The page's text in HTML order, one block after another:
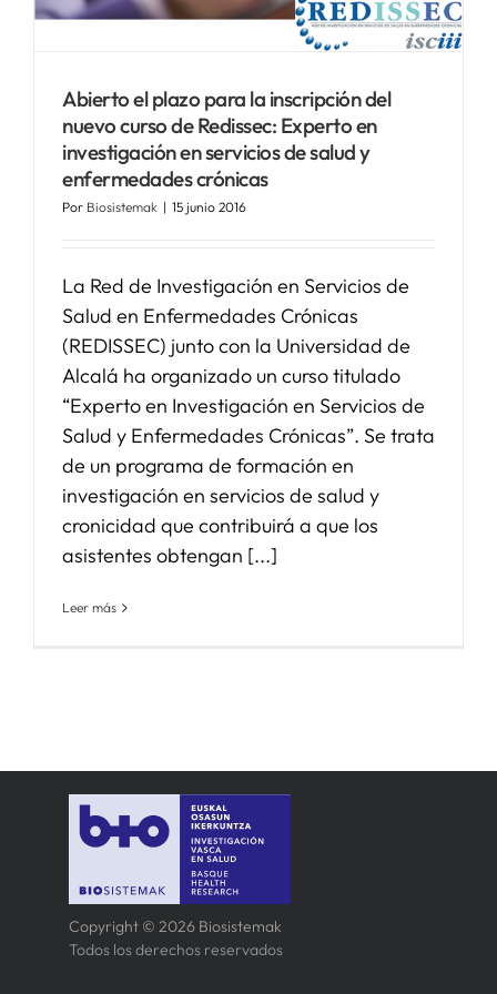
APOYO I+D+I
NOTICIAS
Abierto el plazo para la inscripción del
nuevo curso de Redissec: Experto en
investigación en servicios de salud y
enfermedades crónicas
Por Biosistemak | 15 junio 2016
La Red de Investigación en Servicios de
Salud en Enfermedades Crónicas
(REDISSEC) junto con la Universidad de
Alcalá ha organizado un curso titulado
“Experto en Investigación en Servicios de
Salud y Enfermedades Crónicas”. Se trata
de un programa de formación en
investigación en servicios de salud y
cronicidad que contribuirá a que los
asistentes obtengan [...]
Leer más
Copyright © 2026 Biosistemak
Todos los derechos reservados